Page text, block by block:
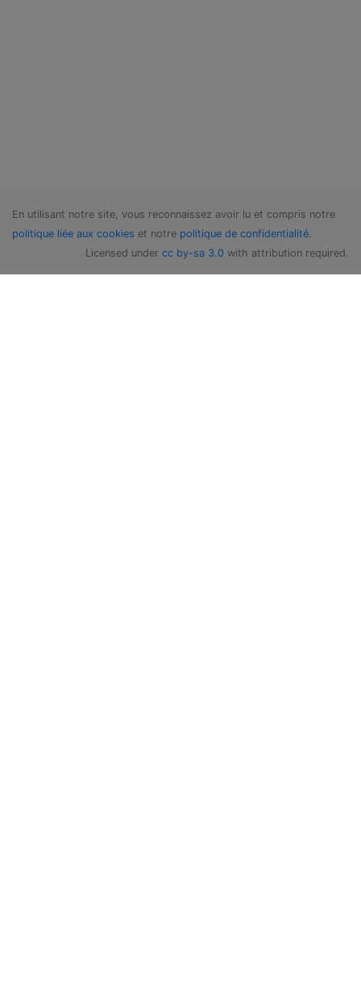
En utilisant notre site, vous reconnaissez avoir lu et compris notre
politique liée aux cookies et notre politique de confidentialité.
Licensed under cc by-sa 3.0 with attribution required.